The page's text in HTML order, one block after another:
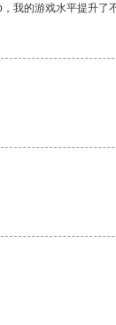
我的游戏水平提升了不